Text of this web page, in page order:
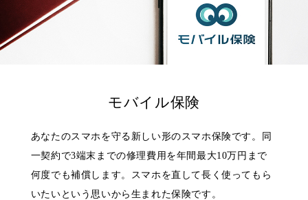
モバイル保険
あなたのスマホを守る新しい形のスマホ保険です。同
一契約で3端末までの修理費用を年間最大10万円まで
何度でも補償します。スマホを直して長く使ってもら
いたいという思いから生まれた保険です。